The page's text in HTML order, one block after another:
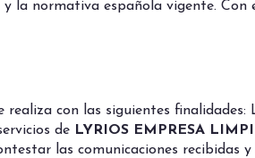
la normativa española vigente. Con
con las siguientes finalidades:
de LYRIOS EMPRESA
las comunicaciones recibidas